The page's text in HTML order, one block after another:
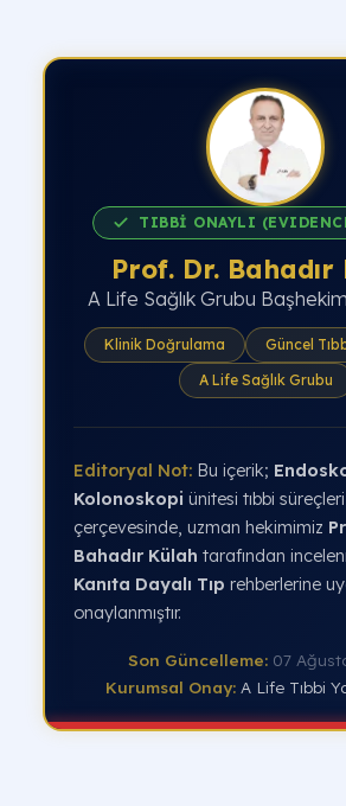
TIBBİ ONAYLI
Prof. Dr. Bahadır
A Life Sağlık Grubu Başhekim
Klinik Doğrulama
Güncel
A Life Sağlık Grubu
Editoryal Not: Bu içerik;
Kolonoskopi ünitesi tıbbi süreçleri
çerçevesinde, uzman hekimimiz
Bahadır Külah tarafından
Kanıta Dayalı Tıp rehberlerine
onaylanmıştır.
Son Güncelleme: 07
Kurumsal Onay: A Life Tıbbi